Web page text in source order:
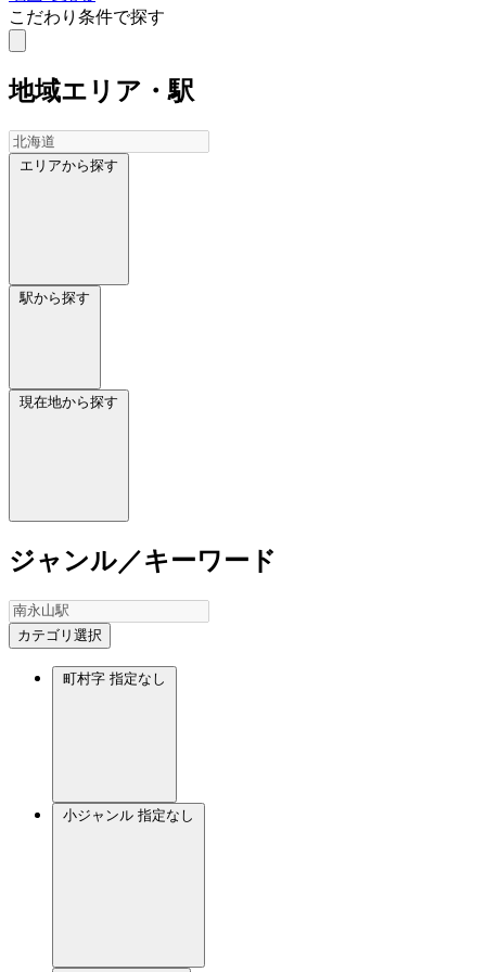
こだわり条件で探す
地域エリア・駅
エリアから探す
駅から探す
現在地から探す
ジャンル／キーワード
カテゴリ選択
町村字 指定なし
小ジャンル 指定なし